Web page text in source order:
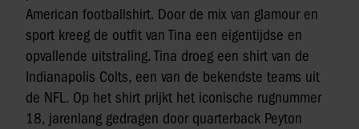
American footballshirt. Door de mix van glamour en
sport kreeg de outfit van Tina een eigentijdse en
opvallende uitstraling. Tina droeg een shirt van de
Indianapolis Colts, een van de bekendste teams uit
de NFL. Op het shirt prijkt het iconische rugnummer
18, jarenlang gedragen door quarterback Peyton